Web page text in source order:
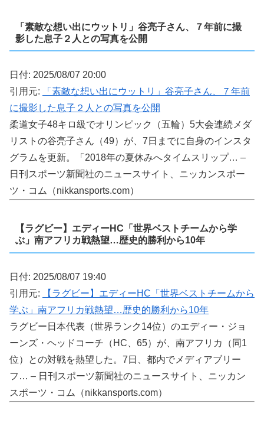
「素敵な想い出にウットリ」谷亮子さん、７年前に撮
影した息子２人との写真を公開
日付: 2025/08/07 20:00
引用元:
「素敵な想い出にウットリ」谷亮子さん、７年前
に撮影した息子２人との写真を公開
柔道女子48キロ級でオリンピック（五輪）5大会連続メダ
リストの谷亮子さん（49）が、7日までに自身のインスタ
グラムを更新。「2018年の夏休みへタイムスリップ… –
日刊スポーツ新聞社のニュースサイト、ニッカンスポー
ツ・コム（nikkansports.com）
【ラグビー】エディーHC「世界ベストチームから学
ぶ」南アフリカ戦熱望…歴史的勝利から10年
日付: 2025/08/07 19:40
引用元:
【ラグビー】エディーHC「世界ベストチームから
学ぶ」南アフリカ戦熱望…歴史的勝利から10年
ラグビー日本代表（世界ランク14位）のエディー・ジョ
ーンズ・ヘッドコーチ（HC、65）が、南アフリカ（同1
位）との対戦を熱望した。7日、都内でメディアブリー
フ… – 日刊スポーツ新聞社のニュースサイト、ニッカン
スポーツ・コム（nikkansports.com）